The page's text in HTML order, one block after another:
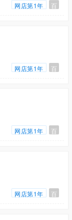
网店第1年 百
网店第1年 百
网店第1年 百
网店第1年 百